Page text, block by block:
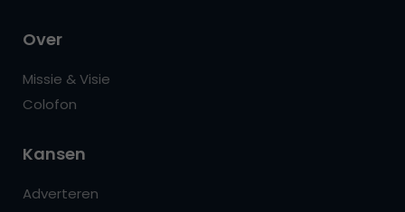
Over
Missie & Visie
Colofon
Kansen
Adverteren